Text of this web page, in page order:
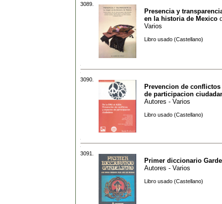
3089.
Presencia y
en la historia de Mexico
Varios
Libro usado (Castellano)
3090.
Prevencion de
de participacion
Autores - Varios
Libro usado (Castellano)
3091.
Primer diccionario
Autores - Varios
Libro usado (Castellano)